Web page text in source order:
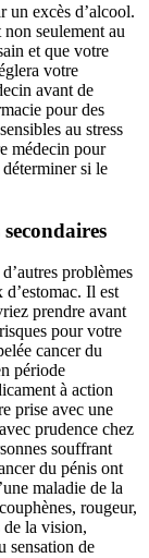
un excès d’alcool.
seulement au
et que votre
votre
avant de
pour des
au stress
médecin pour
si le
problèmes
d’estomac. Il est
prendre avant
pour votre
cancer du
période
à action
prise avec une
prudence chez
souffrant
du pénis ont
maladie de la
rougeur,
de la vision,
sensation de